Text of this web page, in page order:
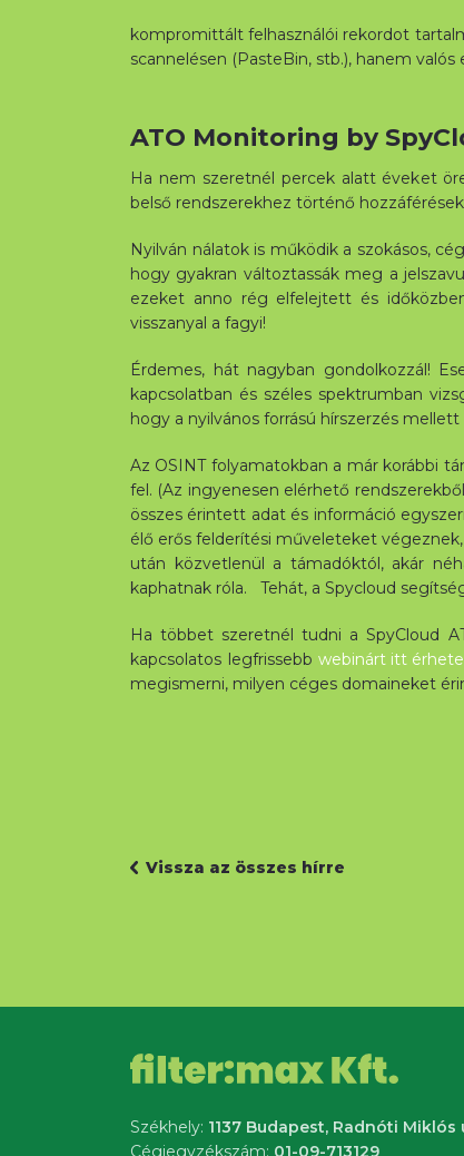
kompromittált felhasználói rekordot
scannelésen (PasteBin, stb.), hanem
ATO Monitoring by
Ha nem szeretnél percek alatt éveket
belső rendszerekhez történő
Nyilván nálatok is működik a szokásos,
hogy gyakran változtassák meg a
ezeket anno rég elfelejtett és
visszanyal a fagyi!
Érdemes, hát nagyban gondolkozzál!
kapcsolatban és széles spektrumban
hogy a nyilvános forrású hírszerzés
Az OSINT folyamatokban a már korábbi
fel. (Az ingyenesen elérhető
összes érintett adat és információ
élő erős felderítési műveleteket
után közvetlenül a támadóktól, akár
kaphatnak róla. Tehát, a Spycloud
Ha többet szeretnél tudni a SpyCloud
kapcsolatos legfrissebbwebinárt itt
megismerni, milyen céges domaineket
Vissza az összes hírre
Székhely: 1137 Budapest, Radnóti Miklós
Cégjegyzékszám: 01-09-713129